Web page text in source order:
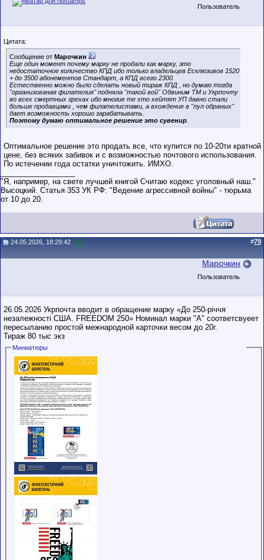
Пользователь
Цитата:
Сообщение от Марочкин
Еще один момент почему марку не продали как марку, это
недостаточное количество КПД ибо только владельцев Есклюзивов 1520
+ до 3500 абонементов Стандарт, а КПД всего 2300.
Естественно можно было сделать новый тираж КПД , но думаю тогда
"организованая филателия" подняла "такой вой" Обвиним ТМ и Укрпочту
во всех смертных грехах ибо многие те хто хейтят УП давно стали
больше продавцами , чем филателистами, а вхождение в "пул обраных"
дает возможность хорошо зарабатывать.
Поэтому думаю оптимальное решение это сувенир
Оптимальное решение это продать все, что купится по 10-20ти кратной
цене, без всяких забивок и с возможностью почтового использования.
По истечении года остатки уничтожить. ИМХО.
"Я, например, на свете лучшей книгой Считаю кодекс уголовный наш."
Высоцкий. Статья 353 УК РФ: "Ведение агрессивной войны" - тюрьма
от 10 до 20.
24.05.2026, 18:29:42 #79
Марочкин
Пользователь
26.05.2026 Укрпочта вводит в обращение марку «До 250-річчя
незалежності США. FREEDOM 250» Номинал марки "А" соответсвуеет
пересыланию простой межнародной карточки весом до 20г.
Тираж 80 тыс экз
Миниатюры